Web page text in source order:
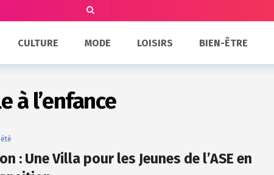
CULTURE MODE LOISIRS BIEN-ÊTRE
à l’enfance
: Une Villa pour les Jeunes de l’ASE en